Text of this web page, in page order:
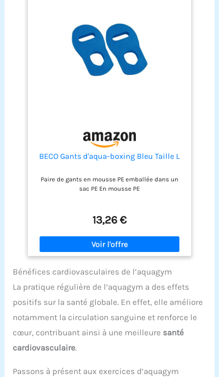
BECO Gants d'aqua-boxing Bleu Taille L
Paire de gants en mousse PE emballée dans un
sac PE En mousse PE
13,26 €
Bénéfices cardiovasculaires de l’aquagym
La pratique régulière de l’aquagym a des effets
positifs sur la santé globale. En effet, elle améliore
notamment la circulation sanguine et renforce le
cœur, contribuant ainsi à une meilleure santé
cardiovasculaire.
Passons à présent aux exercices d’aquagym